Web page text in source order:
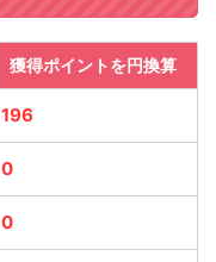
獲得ポイントを円換算
196
0
0